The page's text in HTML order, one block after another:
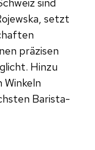
sind
setzt
präzisen
Hinzu
Winkeln
Barista-